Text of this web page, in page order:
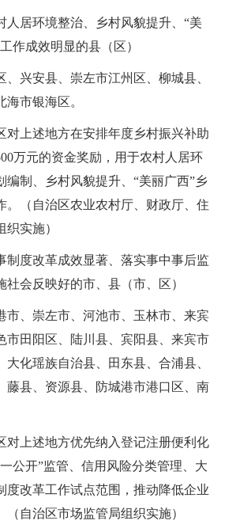
人居环境整治、乡村风貌提升、“美
作成效明显的县（区）
、兴安县、崇左市江州区、柳城县、
市银海区。
对上述地方在安排年度乡村振兴补助
万元的资金奖励，用于农村人居环
编制、乡村风貌提升、“美丽广西”乡
。（自治区农业农村厅、财政厅、住
织实施）
制度改革成效显著、落实事中事后监
社会反映好的市、县（市、区）
市、崇左市、河池市、玉林市、来宾
市田阳区、陆川县、宾阳县、来宾市
大化瑶族自治县、田东县、合浦县、
藤县、资源县、防城港市港口区、南
对上述地方优先纳入登记注册便利化
公开”监管、信用风险分类管理、大
度改革工作试点范围，推动降低企业
（自治区市场监管局组织实施）